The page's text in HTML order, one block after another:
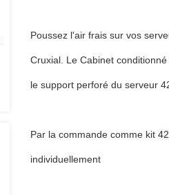
Poussez l'air frais sur vos
Cruxial. Le Cabinet
le support perforé du serveur
Par la commande comme kit
individuellement